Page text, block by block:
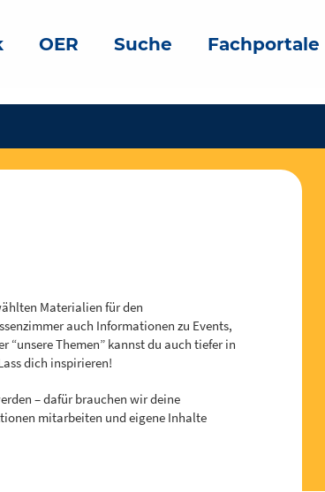
OER Suche Fachportale
Materialien für den
auch Informationen zu Events,
“unsere Themen” kannst du auch tiefer in
dich inspirieren!
– dafür brauchen wir deine
mitarbeiten und eigene Inhalte